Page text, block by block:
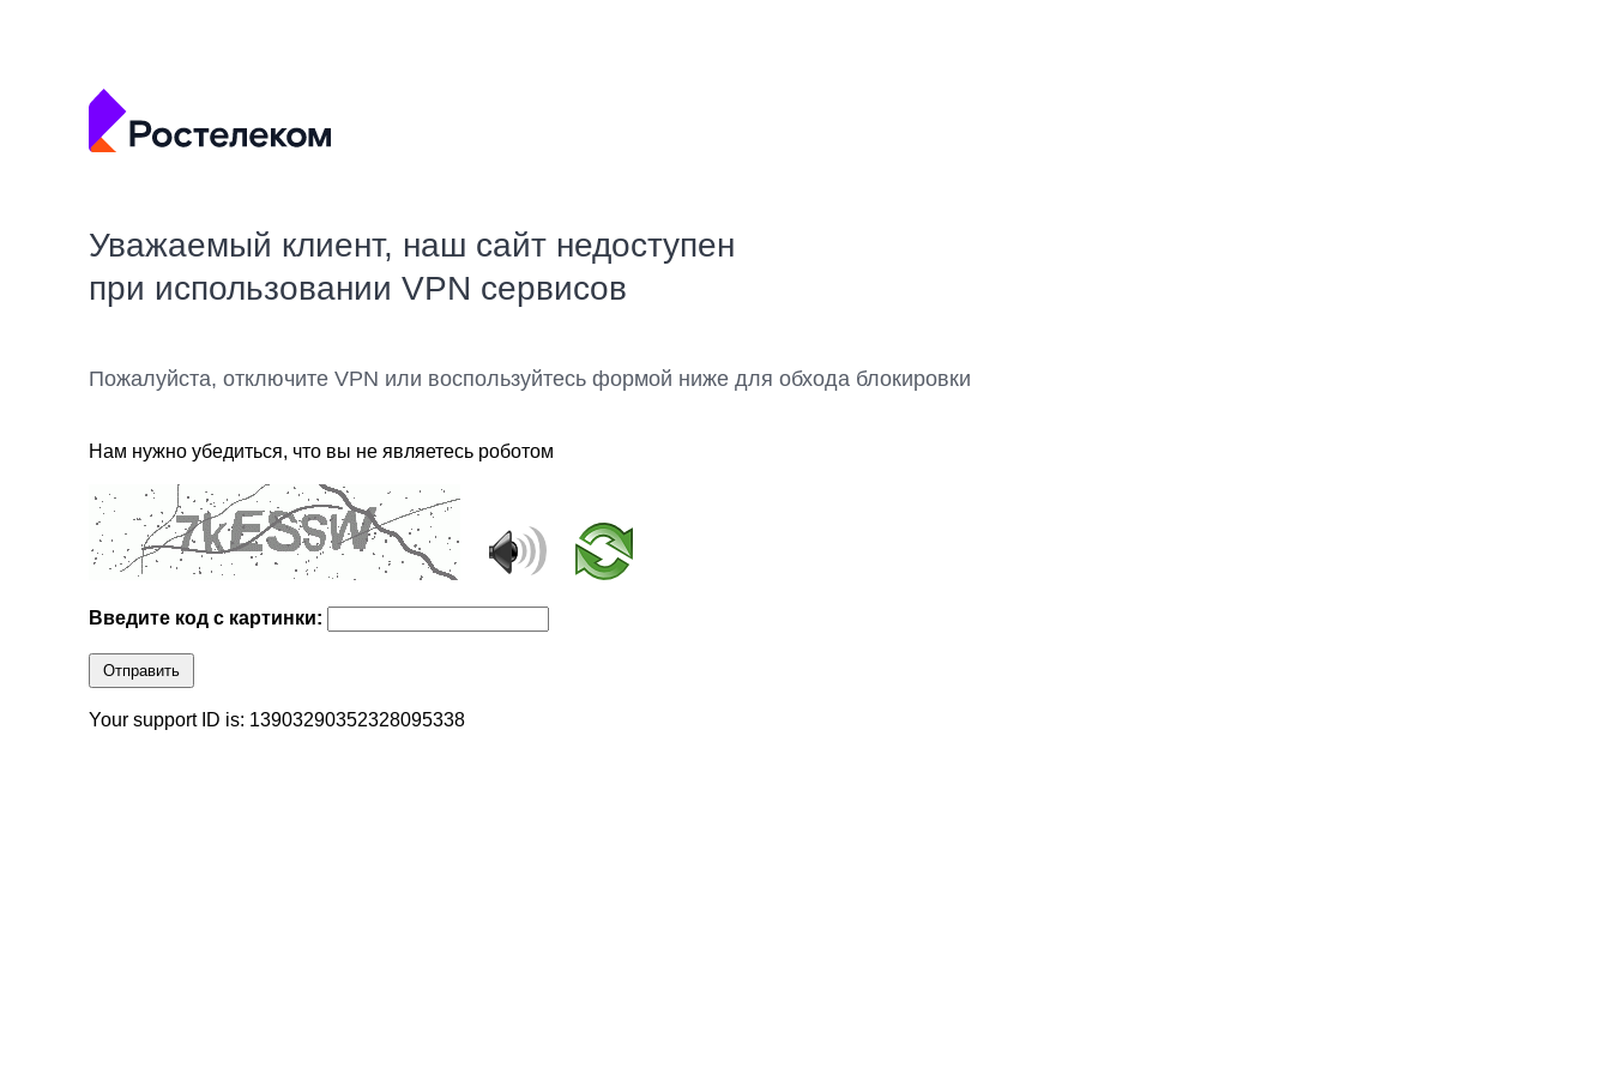
Уважаемый клиент, наш сайт недоступен
при использовании VPN сервисов
Пожалуйста, отключите VPN или воспользуйтесь формой ниже для обхода блокировки
Нам нужно убедиться, что вы не являетесь роботом
Введите код с картинки:
Отправить
Your support ID is: 13903290352328095338